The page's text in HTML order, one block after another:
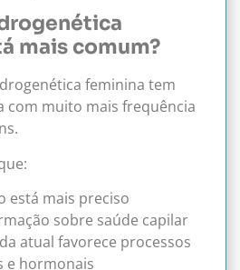
mais comum?
feminina tem
com muito mais frequência
está mais preciso
sobre saúde capilar
atual favorece processos
e hormonais